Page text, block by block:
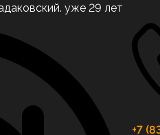
уже 29 лет
+7